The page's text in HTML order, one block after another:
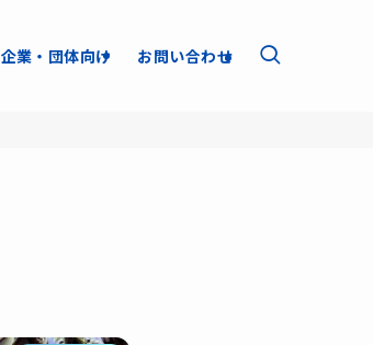
企業・団体向け お問い合わせ